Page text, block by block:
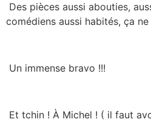
Des pièces aussi abouties,
comédiens aussi habités, ça
Un immense bravo !!!
Et tchin ! À Michel ! ( il faut